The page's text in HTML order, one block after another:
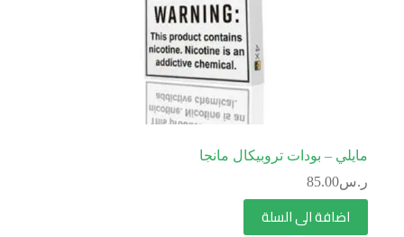
مايلي – بودات تروبيكال مانجا
ر.س85.00
اضافة الى السلة